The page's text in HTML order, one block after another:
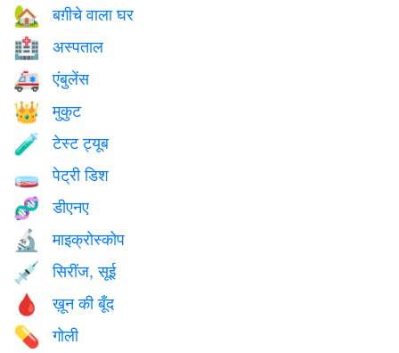
🏡 बग़ीचे वाला घर
🏥 अस्पताल
🚑 एंबुलेंस
👑 मुकुट
🧪 टेस्ट ट्यूब
🧫 पेट्री डिश
🧬 डीएनए
🔬 माइक्रोस्कोप
💉 सिरींज, सूई
🩸 ख़ून की बूँद
💊 गोली